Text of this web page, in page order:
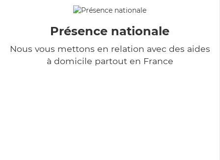
Présence nationale
Nous vous mettons en relation avec des aides
à domicile partout en France